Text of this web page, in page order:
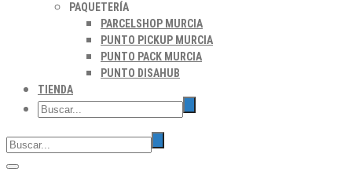
PAQUETERÍA
PARCELSHOP MURCIA
PUNTO PICKUP MURCIA
PUNTO PACK MURCIA
PUNTO DISAHUB
TIENDA